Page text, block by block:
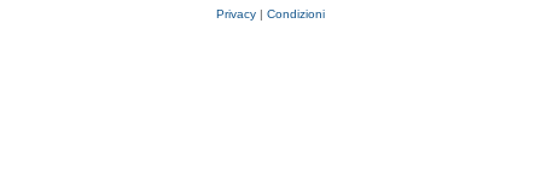
Privacy | Condizioni